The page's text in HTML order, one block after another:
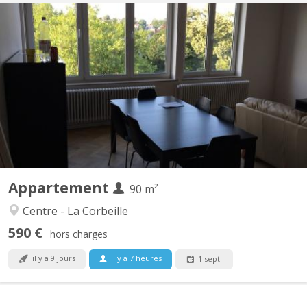
Appartement
90 m²
Centre - La Corbeille
590 € hors charges
il y a 9 jours il y a 7 heures 1 sept.
Super appartement 2 chambres située dans une belle résidence à
proximité de la Gare (7 avenue de la Gare), au 5ème étage avec
ascenseur. Complètement rénové, avec séjour, salle-à-manger,
cuisine complètement équipée séparée, salle-de-douche. Loyer
pour une chambre (une disponible). Grande chambre...